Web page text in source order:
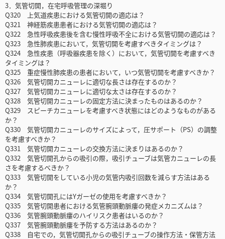
3．気管切開，在宅呼吸管理の深堀り
Q320 上気道疾患における気管切開の適応は？
Q321 神経筋疾患患者における気管切開の適応は？
Q322 急性呼吸疾患後を含む慢性呼吸不全における気管切開の適応は？
Q323 急性肺疾患において，気管切開を考慮すべきタイミングは？
Q324 急性疾患（呼吸器疾患を除く）において，気管切開を考慮すべき
タイミングは？
Q325 重症慢性肺疾患の患者において，いつ気管切開を考慮すべきか？
Q326 気管切開カニューレに適切な長さは存在するのか？
Q327 気管切開カニューレに適切な太さは存在するのか？
Q328 気管切開カニューレの固定方法に決まったものはあるのか？
Q329 スピーチカニューレを考慮すべき状態にはどのようなものがある
か？
Q330 気管切開カニューレのサイズによって，圧サポート（PS）の調整
を考慮すべきか？
Q331 気管切開カニューレの交換方法に決まりはあるのか？
Q332 気管切開孔からの吸引の際，吸引チューブは気管カニューレの長
さを考慮するべきか？
Q333 気管切開をしている小児の気管内吸引回数を減らす方法はある
か？
Q334 気管切開孔にはYガーゼの使用を考慮すべきか？
Q335 気管切開患者における気管腕頭動脈瘻の発症メカニズムは？
Q336 気管腕頭動脈瘻のハイリスク患者はいるのか？
Q337 気管腕頭動脈瘻を予防する方法はあるのか？
Q338 自宅での，気管切開孔からの吸引チューブの操作方法・保管方法